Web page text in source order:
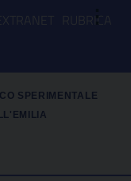
⋮
RUBRICA
SPERIMENTALE